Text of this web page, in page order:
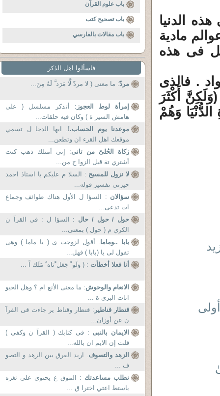
الدنيا
مادية
فى هذه
. فالذى
أَكْثَرَ
الدُّنْيَا وَهُمْ
) أثر حق أولى
باب علوم القرآن
باب تصحيح كتب
باب مقالات بالفارسي
فاسألوا اهل الذكر
مردّ: ما معنى ( لا مردّ لَّا مَرَد َّ لَهُ مِنَ...
إمرأة لوط العجوز : أتذكر مسلسل ( على
هامش السير ة ) وكان فيه حلقات...
موعدنا يوم الحساب.!: ايها الدجا ل تسمي
موقعك اهل القرء ان وتطعن...
زكاة الحُلىّ من تانى: إنى أمتلك ذهب كنت
أشتري تة قبل الزوا ج من...
لا نزول للمسيح : السلا م عليكم يا استاذ احمد
حيرني تفسير قوله...
سؤالان : السؤا ل الأول هناك طوائف وجماع
ات تدعى...
حول / حول / حال : السؤا ل : فى القرآ ن
الكري م ( حول ) بمعنى...
بابا ..وماما: أقول لزوجت ى ( يا ماما ) وهى
تقول لى يا (بابا ) فهل...
أنا فعلا أخطأت : ( وَلَو ْ جَعَل ْنَاه ُ مَلَك اً ...
الانعام والوحوش: ما معنى الأنع ام ؟ وهل الحيو
انات البري ة ...
قنطار قناطير : قنظار وقناط ير جاءت قى القرآ
ن عن أوزان...
الايمان بالنبى : فى كتابك ( القرآ ن وكفى )
قلت إن الايم ان بالله...
الزهد والتصوف: اريد الفرق بين الزهد و التصو
ف ...
نطلب مساعدتك : الموق ع يحتوي على ثغره
باستط اعتي اخترا ق ...